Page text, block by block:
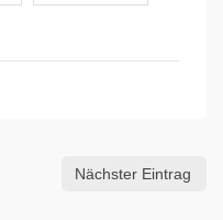
Nächster Eintrag